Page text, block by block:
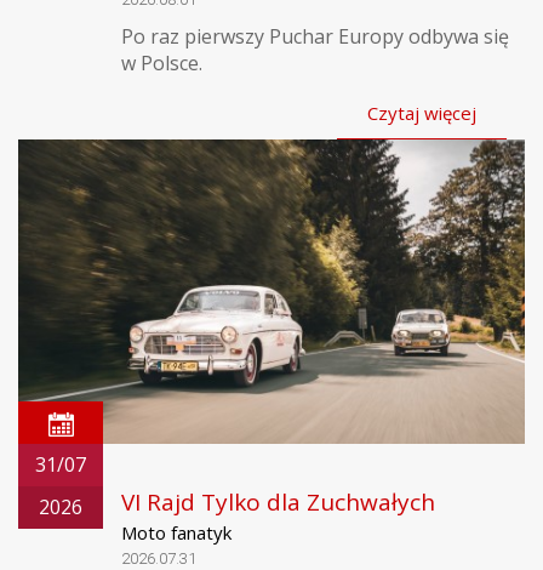
Po raz pierwszy Puchar Europy odbywa się
w Polsce.
Czytaj więcej
31/07
2026
VI Rajd Tylko dla Zuchwałych
Moto fanatyk
2026.07.31